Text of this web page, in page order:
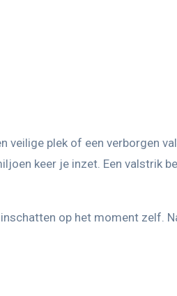
plek of een verborgen
keer je inzet. Een valstrik
op het moment zelf.